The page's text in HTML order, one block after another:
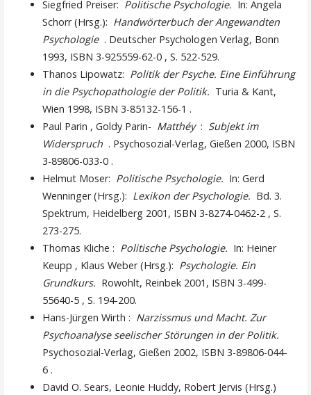
Siegfried Preiser: Politische Psychologie. In: Angela
Schorr (Hrsg.): Handwörterbuch der Angewandten
Psychologie . Deutscher Psychologen Verlag, Bonn
1993, ISBN 3-925559-62-0 , S. 522-529.
Thanos Lipowatz: Politik der Psyche. Eine Einführung
in die Psychopathologie der Politik. Turia & Kant,
Wien 1998, ISBN 3-85132-156-1 .
Paul Parin , Goldy Parin- Matthéy : Subjekt im
Widerspruch . Psychosozial-Verlag, Gießen 2000, ISBN
3-89806-033-0 .
Helmut Moser: Politische Psychologie. In: Gerd
Wenninger (Hrsg.): Lexikon der Psychologie. Bd. 3.
Spektrum, Heidelberg 2001, ISBN 3-8274-0462-2 , S.
273-275.
Thomas Kliche : Politische Psychologie. In: Heiner
Keupp , Klaus Weber (Hrsg.): Psychologie. Ein
Grundkurs. Rowohlt, Reinbek 2001, ISBN 3-499-
55640-5 , S. 194-200.
Hans-Jürgen Wirth : Narzissmus und Macht. Zur
Psychoanalyse seelischer Störungen in der Politik.
Psychosozial-Verlag, Gießen 2002, ISBN 3-89806-044-
6 .
David O. Sears, Leonie Huddy, Robert Jervis (Hrsg.)